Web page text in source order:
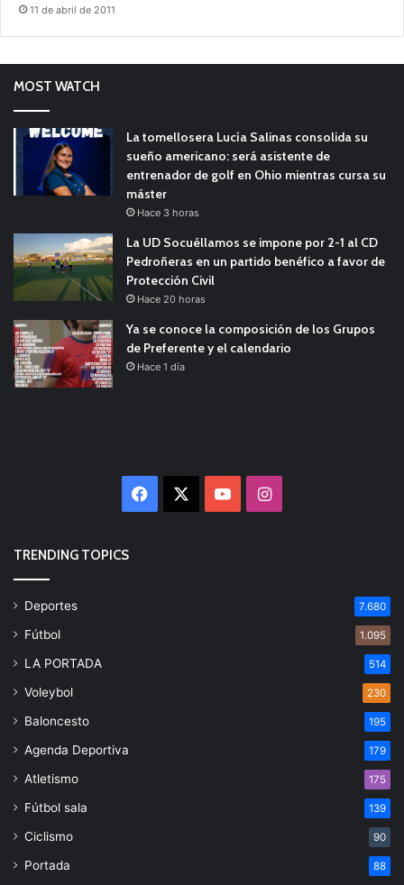
11 de abril de 2011
MOST WATCH
La tomellosera Lucía Salinas consolida su
sueño americano: será asistente de
entrenador de golf en Ohio mientras cursa su
máster
Hace 3 horas
La UD Socuéllamos se impone por 2-1 al CD
Pedroñeras en un partido benéfico a favor de
Protección Civil
Hace 20 horas
Ya se conoce la composición de los Grupos
de Preferente y el calendario
Hace 1 día
Facebook YouTubeInstagram
TRENDING TOPICS
Deportes 7.680
Fútbol 1.095
LA PORTADA 514
Voleybol 230
Baloncesto 195
Agenda Deportiva 179
Atletismo 175
Fútbol sala 139
Ciclismo 90
Portada 88